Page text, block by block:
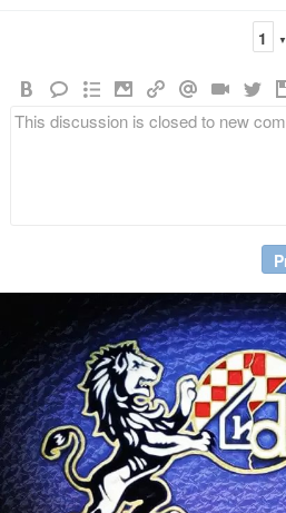
1 ▼